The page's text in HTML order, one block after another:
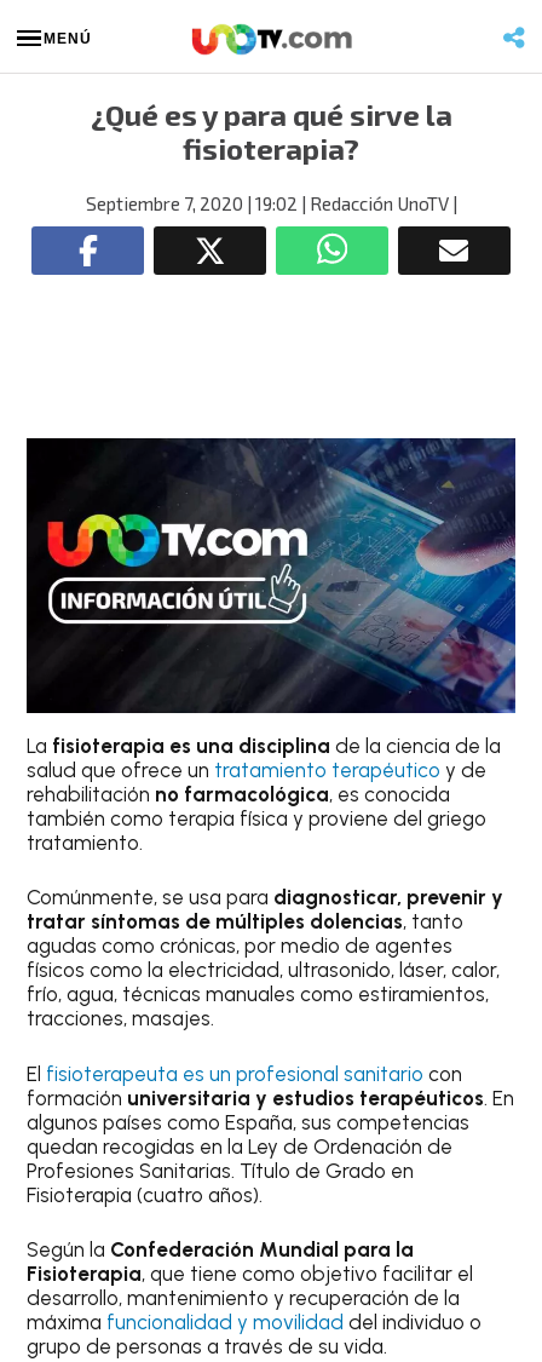
MENÚ
¿Qué es y para qué sirve la
fisioterapia?
Septiembre 7, 2020 | 19:02 | Redacción UnoTV|
La fisioterapia es una disciplina de la ciencia de la
salud que ofrece un tratamiento terapéutico y de
rehabilitación no farmacológica, es conocida
también como terapia física y proviene del griego
tratamiento.
Comúnmente, se usa para diagnosticar, prevenir y
tratar síntomas de múltiples dolencias, tanto
agudas como crónicas, por medio de agentes
físicos como la electricidad, ultrasonido, láser, calor,
frío, agua, técnicas manuales como estiramientos,
tracciones, masajes.
El fisioterapeuta es un profesional sanitario con
formación universitaria y estudios terapéuticos. En
algunos países como España, sus competencias
quedan recogidas en la Ley de Ordenación de
Profesiones Sanitarias. Título de Grado en
Fisioterapia (cuatro años).
Según la Confederación Mundial para la
Fisioterapia, que tiene como objetivo facilitar el
desarrollo, mantenimiento y recuperación de la
máxima funcionalidad y movilidad del individuo o
grupo de personas a través de su vida.